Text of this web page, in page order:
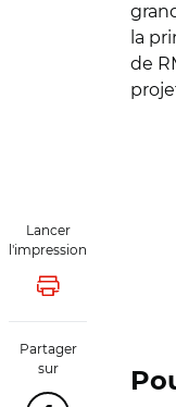
Lancer
l'impression
Lancer
Partager
sur
la
de